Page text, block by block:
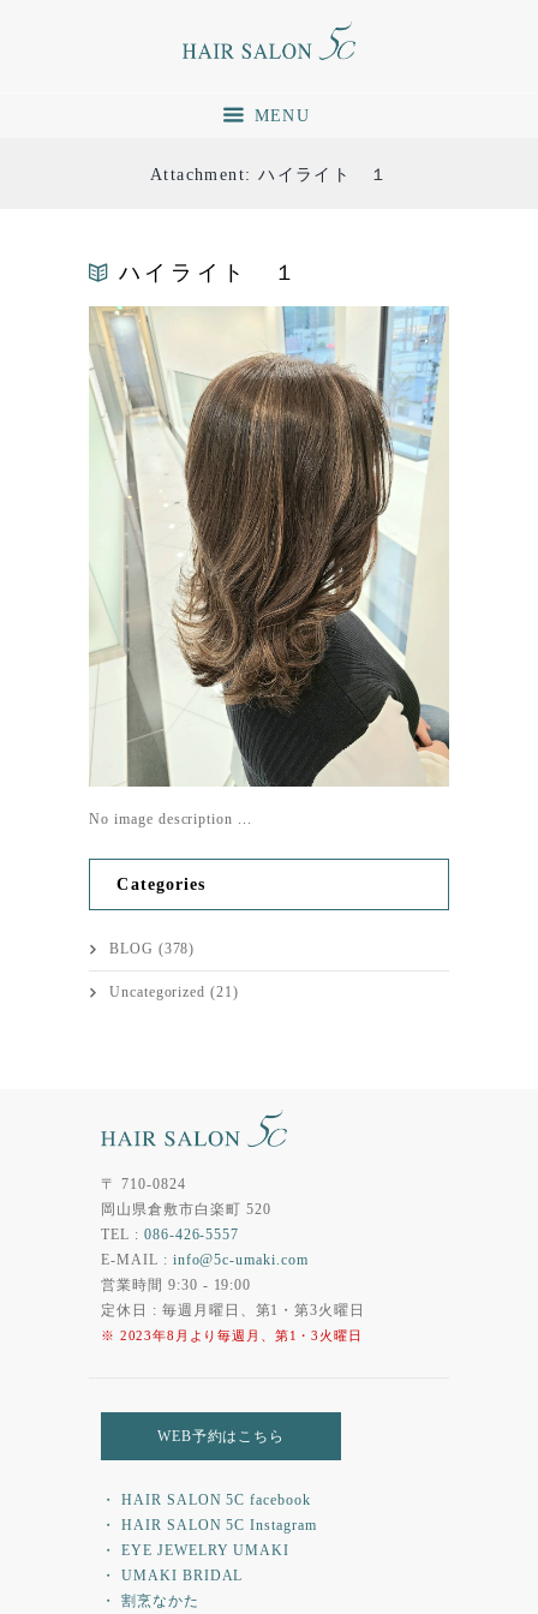
MENU
Attachment: ハイライト １
ハイライト １
No image description ...
Categories
BLOG (378)
Uncategorized (21)
〒 710-0824
岡山県倉敷市白楽町 520
TEL : 086-426-5557
E-MAIL : info@5c-umaki.com
営業時間 9:30 - 19:00
定休日 : 毎週月曜日、第1・第3火曜日
※ 2023年8月より毎週月、第1・3火曜日
WEB予約はこちら
・ HAIR SALON 5C facebook
・ HAIR SALON 5C Instagram
・ EYE JEWELRY UMAKI
・ UMAKI BRIDAL
・ 割烹なかた